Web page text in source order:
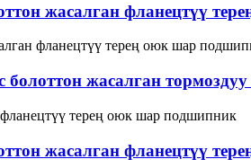
жасалган фланецтүү
жасалган
жасалган фланецтүү